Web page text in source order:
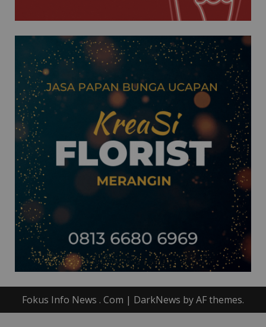
Fokus Info News . Com | DarkNews by AF themes.